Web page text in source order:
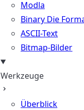
Modla
Binary Die
ASCII-Text
Bitmap-Bilder
Werkzeuge
Überblick